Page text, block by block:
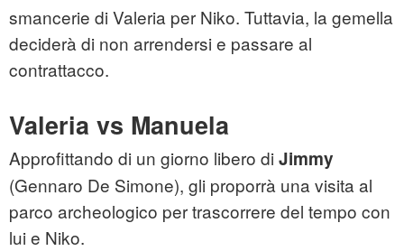
smancerie di Valeria per Niko. Tuttavia, la gemella
deciderà di non arrendersi e passare al
contrattacco.
Valeria vs Manuela
Approfittando di un giorno libero di Jimmy
(Gennaro De Simone), gli proporrà una visita al
parco archeologico per trascorrere del tempo con
lui e Niko.